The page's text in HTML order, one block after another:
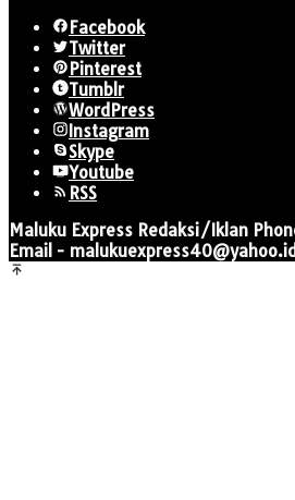
Facebook
Twitter
Pinterest
Tumblr
WordPress
Instagram
Skype
Youtube
RSS
Maluku Express Redaksi/Iklan
Email -